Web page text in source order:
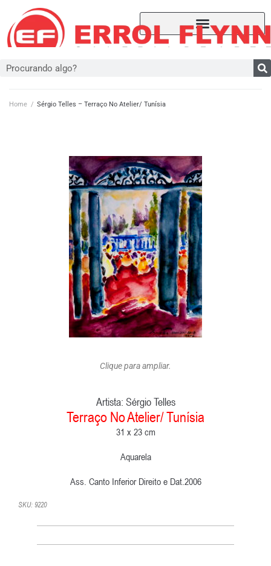
Home / Sérgio Telles – Terraço No Atelier/ Tunísia
Clique para ampliar.
Artista: Sérgio Telles
Terraço No Atelier/ Tunísia
31 x 23 cm
Aquarela
Ass. Canto Inferior Direito e Dat.2006
SKU: 9220